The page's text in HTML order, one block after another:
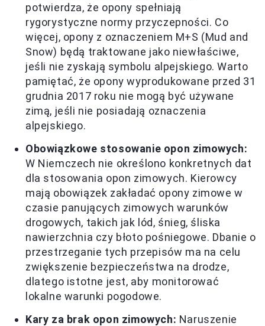
potwierdza, że opony spełniają
rygorystyczne normy przyczepności. Co
więcej, opony z oznaczeniem M+S (Mud and
Snow) będą traktowane jako niewłaściwe,
jeśli nie zyskają symbolu alpejskiego. Warto
pamiętać, że opony wyprodukowane przed 31
grudnia 2017 roku nie mogą być używane
zimą, jeśli nie posiadają oznaczenia
alpejskiego.
Obowiązkowe stosowanie opon zimowych:
W Niemczech nie określono konkretnych dat
dla stosowania opon zimowych. Kierowcy
mają obowiązek zakładać opony zimowe w
czasie panujących zimowych warunków
drogowych, takich jak lód, śnieg, śliska
nawierzchnia czy błoto pośniegowe. Dbanie o
przestrzeganie tych przepisów ma na celu
zwiększenie bezpieczeństwa na drodze,
dlatego istotne jest, aby monitorować
lokalne warunki pogodowe.
Kary za brak opon zimowych: Naruszenie